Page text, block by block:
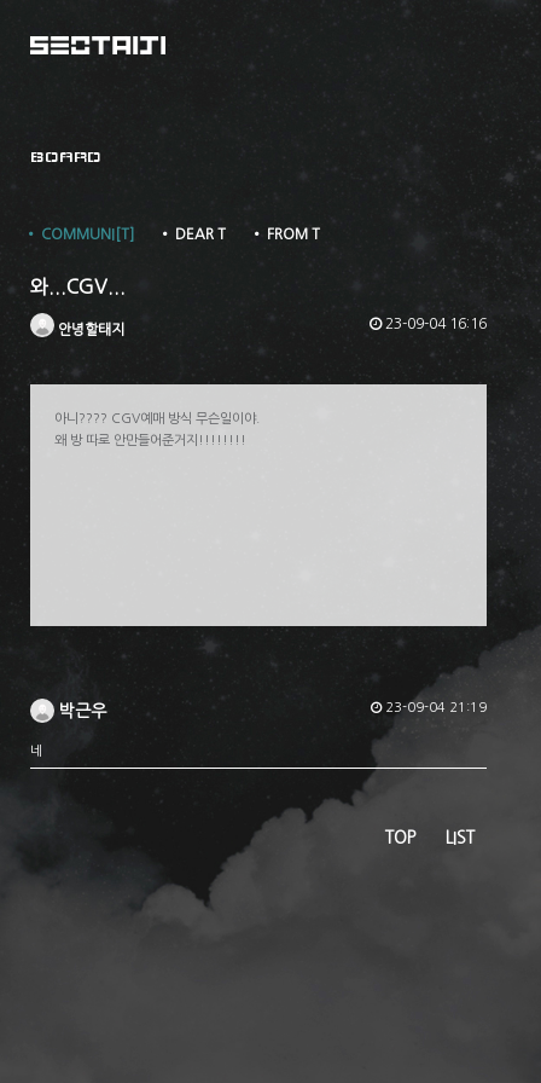
BOARD
• COMMUNI[T] • DEAR T • FROM T
와...CGV...
안녕할태지 23-09-04 16:16
아니???? CGV예매 방식 무슨일이야.
왜 방 따로 안만들어준거지!!!!!!!!
박근우 23-09-04 21:19
네
TOP LIST